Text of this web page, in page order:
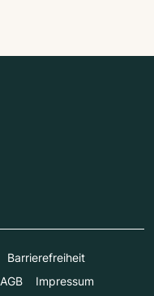
Barrierefreiheit
AGB Impressum